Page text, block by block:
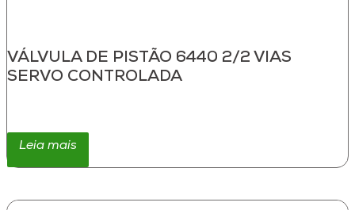
VÁLVULA DE PISTÃO 6440 2/2 VIAS
SERVO CONTROLADA
Leia mais